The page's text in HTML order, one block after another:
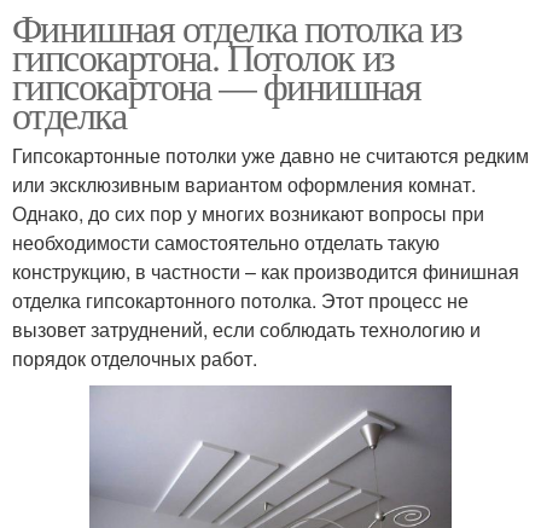
Финишная отделка потолка из
гипсокартона. Потолок из
гипсокартона — финишная
отделка
Гипсокартонные потолки уже давно не считаются редким
или эксклюзивным вариантом оформления комнат.
Однако, до сих пор у многих возникают вопросы при
необходимости самостоятельно отделать такую
конструкцию, в частности – как производится финишная
отделка гипсокартонного потолка. Этот процесс не
вызовет затруднений, если соблюдать технологию и
порядок отделочных работ.